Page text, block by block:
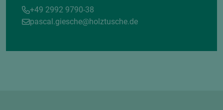
+49 2992 9790-38
pascal.giesche@holztusche.de